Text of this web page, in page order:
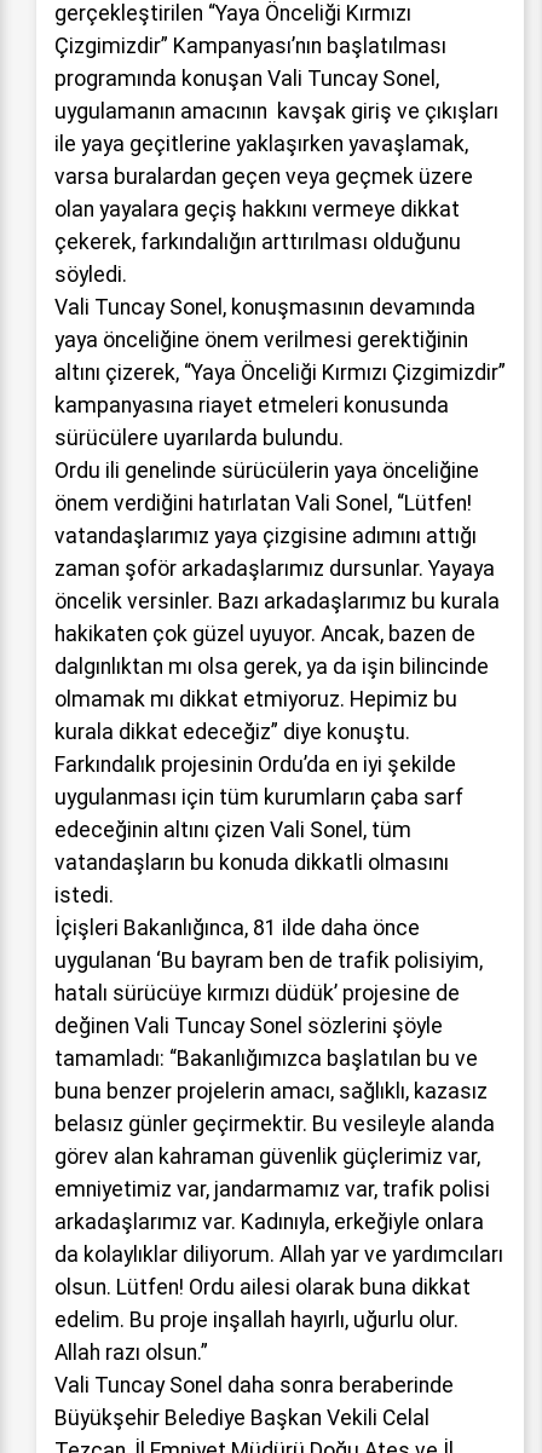
gerçekleştirilen “Yaya Önceliği Kırmızı
Çizgimizdir” Kampanyası’nın başlatılması
programında konuşan Vali Tuncay Sonel,
uygulamanın amacının kavşak giriş ve çıkışları
ile yaya geçitlerine yaklaşırken yavaşlamak,
varsa buralardan geçen veya geçmek üzere
olan yayalara geçiş hakkını vermeye dikkat
çekerek, farkındalığın arttırılması olduğunu
söyledi.
Vali Tuncay Sonel, konuşmasının devamında
yaya önceliğine önem verilmesi gerektiğinin
altını çizerek, “Yaya Önceliği Kırmızı Çizgimizdir”
kampanyasına riayet etmeleri konusunda
sürücülere uyarılarda bulundu.
Ordu ili genelinde sürücülerin yaya önceliğine
önem verdiğini hatırlatan Vali Sonel, “Lütfen!
vatandaşlarımız yaya çizgisine adımını attığı
zaman şoför arkadaşlarımız dursunlar. Yayaya
öncelik versinler. Bazı arkadaşlarımız bu kurala
hakikaten çok güzel uyuyor. Ancak, bazen de
dalgınlıktan mı olsa gerek, ya da işin bilincinde
olmamak mı dikkat etmiyoruz. Hepimiz bu
kurala dikkat edeceğiz” diye konuştu.
Farkındalık projesinin Ordu’da en iyi şekilde
uygulanması için tüm kurumların çaba sarf
edeceğinin altını çizen Vali Sonel, tüm
vatandaşların bu konuda dikkatli olmasını
istedi.
İçişleri Bakanlığınca, 81 ilde daha önce
uygulanan ‘Bu bayram ben de trafik polisiyim,
hatalı sürücüye kırmızı düdük’ projesine de
değinen Vali Tuncay Sonel sözlerini şöyle
tamamladı: “Bakanlığımızca başlatılan bu ve
buna benzer projelerin amacı, sağlıklı, kazasız
belasız günler geçirmektir. Bu vesileyle alanda
görev alan kahraman güvenlik güçlerimiz var,
emniyetimiz var, jandarmamız var, trafik polisi
arkadaşlarımız var. Kadınıyla, erkeğiyle onlara
da kolaylıklar diliyorum. Allah yar ve yardımcıları
olsun. Lütfen! Ordu ailesi olarak buna dikkat
edelim. Bu proje inşallah hayırlı, uğurlu olur.
Allah razı olsun.”
Vali Tuncay Sonel daha sonra beraberinde
Büyükşehir Belediye Başkan Vekili Celal